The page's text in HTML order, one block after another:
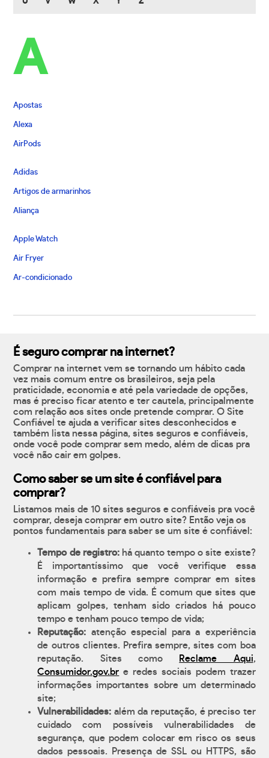
A
Apostas
Alexa
AirPods
Adidas
Artigos de armarinhos
Aliança
Apple Watch
Air Fryer
Ar-condicionado
É seguro comprar na internet?
Comprar na internet vem se tornando um hábito cada
vez mais comum entre os brasileiros, seja pela
praticidade, economia e até pela variedade de opções,
mas é preciso ficar atento e ter cautela, principalmente
com relação aos sites onde pretende comprar. O Site
Confiável te ajuda a verificar sites desconhecidos e
também lista nessa página, sites seguros e confiáveis,
onde você pode comprar sem medo, além de dicas pra
você não cair em golpes.
Como saber se um site é confiável para
comprar?
Listamos mais de 10 sites seguros e confiáveis pra você
comprar, deseja comprar em outro site? Então veja os
pontos fundamentais para saber se um site é confiável:
Tempo de registro:há quanto tempo o site existe?
É importantíssimo que você verifique essa
informação e prefira sempre comprar em sites
com mais tempo de vida. É comum que sites que
aplicam golpes, tenham sido criados há pouco
tempo e tenham pouco tempo de vida;
Reputação: atenção especial para a experiência
de outros clientes. Prefira sempre, sites com boa
reputação. Sites como
Reclame Aqui,
Consumidor.gov.br e redes sociais podem trazer
informações importantes sobre um determinado
site;
Vulnerabilidades: além da reputação, é preciso ter
cuidado com possíveis vulnerabilidades de
segurança, que podem colocar em risco os seus
dados pessoais. Presença de SSL ou HTTPS, são